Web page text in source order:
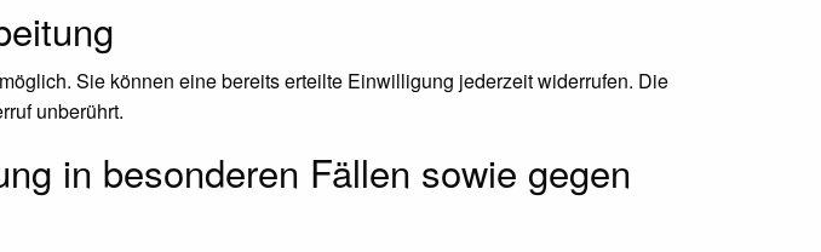
Sie können eine bereits erteilte Einwilligung jederzeit widerrufen. Die
unberührt.
in besonderen Fällen sowie gegen